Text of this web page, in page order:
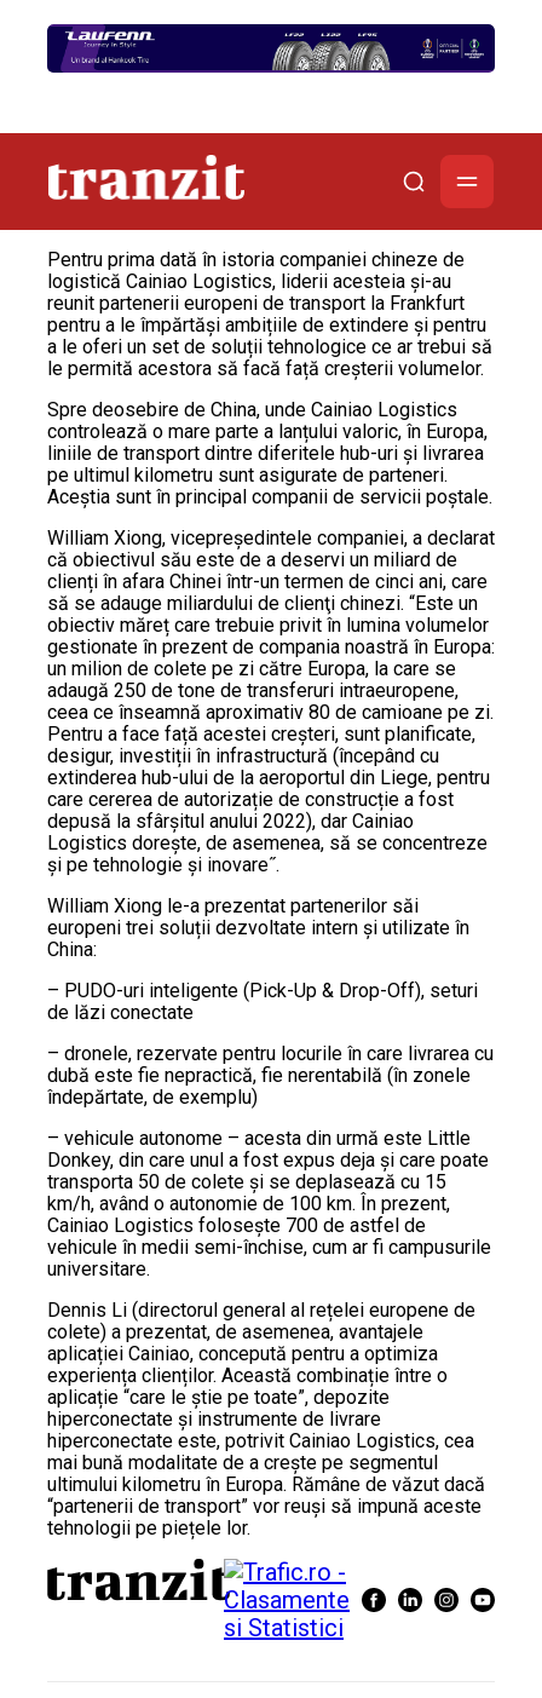
Pentru prima dată în istoria companiei chineze de
logistică Cainiao Logistics, liderii acesteia și-au
reunit partenerii europeni de transport la Frankfurt
pentru a le împărtăși ambițiile de extindere și pentru
a le oferi un set de soluții tehnologice ce ar trebui să
le permită acestora să facă față creșterii volumelor.
Spre deosebire de China, unde Cainiao Logistics
controlează o mare parte a lanțului valoric, în Europa,
liniile de transport dintre diferitele hub-uri și livrarea
pe ultimul kilometru sunt asigurate de parteneri.
Aceștia sunt în principal companii de servicii poștale.
William Xiong, vicepreședintele companiei, a declarat
că obiectivul său este de a deservi un miliard de
clienți în afara Chinei într-un termen de cinci ani, care
să se adauge miliardului de clienţi chinezi. “Este un
obiectiv măreț care trebuie privit în lumina volumelor
gestionate în prezent de compania noastră în Europa:
un milion de colete pe zi către Europa, la care se
adaugă 250 de tone de transferuri intraeuropene,
ceea ce înseamnă aproximativ 80 de camioane pe zi.
Pentru a face față acestei creșteri, sunt planificate,
desigur, investiții în infrastructură (începând cu
extinderea hub-ului de la aeroportul din Liege, pentru
care cererea de autorizație de construcție a fost
depusă la sfârșitul anului 2022), dar Cainiao
Logistics dorește, de asemenea, să se concentreze
și pe tehnologie și inovare˝.
William Xiong le-a prezentat partenerilor săi
europeni trei soluții dezvoltate intern și utilizate în
China:
– PUDO-uri inteligente (Pick-Up & Drop-Off), seturi
de lăzi conectate
– dronele, rezervate pentru locurile în care livrarea cu
dubă este fie nepractică, fie nerentabilă (în zonele
îndepărtate, de exemplu)
– vehicule autonome – acesta din urmă este Little
Donkey, din care unul a fost expus deja și care poate
transporta 50 de colete și se deplasează cu 15
km/h, având o autonomie de 100 km. În prezent,
Cainiao Logistics folosește 700 de astfel de
vehicule în medii semi-închise, cum ar fi campusurile
universitare.
Dennis Li (directorul general al rețelei europene de
colete) a prezentat, de asemenea, avantajele
aplicației Cainiao, concepută pentru a optimiza
experiența clienților. Această combinație între o
aplicație “care le știe pe toate”, depozite
hiperconectate și instrumente de livrare
hiperconectate este, potrivit Cainiao Logistics, cea
mai bună modalitate de a crește pe segmentul
ultimului kilometru în Europa. Rămâne de văzut dacă
“partenerii de transport” vor reuși să impună aceste
tehnologii pe piețele lor.